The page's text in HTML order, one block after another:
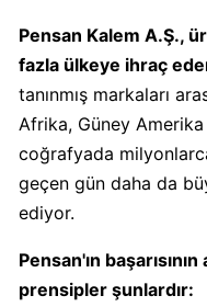
Cheetos
Boykot
mu?
Cheetos
Kimin
Sahibi
Kim?
Calve
Boykot
Pensan Kalem A.Ş.,
fazla ülkeye ihraç
tanınmış markaları
Afrika, Güney
coğrafyada
geçen gün daha da
ediyor.
Pensan'ın
prensipler şunlardır: